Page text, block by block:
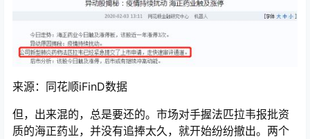
来源：同花顺iFinD数据
但，出来混的，总是要还的。市场对手握法匹拉韦报批资
质的海正药业，并没有追捧太久，就开始纷纷撤出。两个